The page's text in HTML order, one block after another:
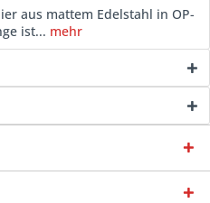
aus mattem Edelstahl in OP-
ist... mehr